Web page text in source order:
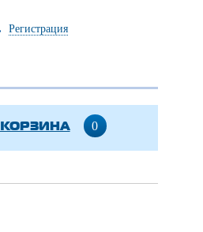
Регистрация
КОРЗИНА 0